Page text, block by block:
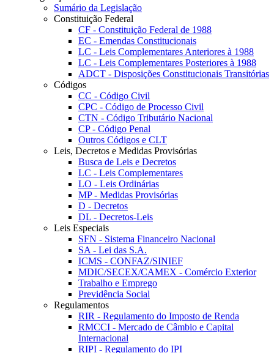
Sumário da Legislação
Constituição Federal
CF - Constituição Federal de 1988
EC - Emendas Constitucionais
LC - Leis Complementares Anteriores à 1988
LC - Leis Complementares Posteriores à 1988
ADCT - Disposições Constitucionais Transitórias
Códigos
CC - Código Civil
CPC - Código de Processo Civil
CTN - Código Tributário Nacional
CP - Código Penal
Outros Códigos e CLT
Leis, Decretos e Medidas Provisórias
Busca de Leis e Decretos
LC - Leis Complementares
LO - Leis Ordinárias
MP - Medidas Provisórias
D - Decretos
DL - Decretos-Leis
Leis Especiais
SFN - Sistema Financeiro Nacional
SA - Lei das S.A.
ICMS - CONFAZ/SINIEF
MDIC/SECEX/CAMEX - Comércio Exterior
Trabalho e Emprego
Previdência Social
Regulamentos
RIR - Regulamento do Imposto de Renda
RMCCI - Mercado de Câmbio e Capital
Internacional
RIPI - Regulamento do IPI